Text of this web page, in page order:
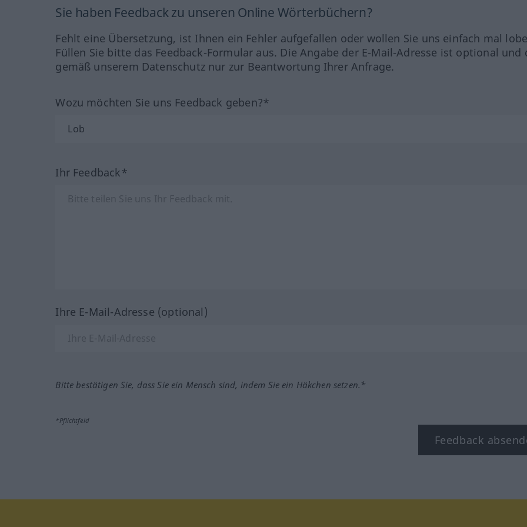
Sie haben Feedback zu unseren Online Wörterbüchern?
Fehlt eine Übersetzung, ist Ihnen ein Fehler aufgefallen oder wollen Sie uns einfach mal
Füllen Sie bitte das Feedback-Formular aus. Die Angabe der E-Mail-Adresse ist optional und
gemäß unserem Datenschutz nur zur Beantwortung Ihrer Anfrage.
Wozu möchten Sie uns Feedback geben?*
Ihr Feedback*
Ihre E-Mail-Adresse (optional)
Bitte bestätigen Sie, dass Sie ein Mensch sind, indem Sie ein Häkchen setzen.*
*Pflichtfeld
Feedback